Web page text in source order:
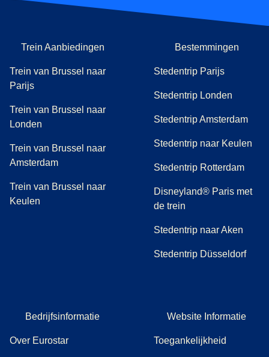
Trein Aanbiedingen
Trein van Brussel naar
Parijs
Trein van Brussel naar
Londen
Trein van Brussel naar
Amsterdam
Trein van Brussel naar
Keulen
Bestemmingen
Stedentrip Parijs
Stedentrip Londen
Stedentrip Amsterdam
Stedentrip naar Keulen
Stedentrip Rotterdam
Disneyland® Paris met
de trein
Stedentrip naar Aken
Stedentrip Düsseldorf
Bedrijfsinformatie
Over Eurostar
Website Informatie
Toegankelijkheid